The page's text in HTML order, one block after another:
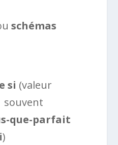
schémas
si (valeur
que-parfait
)